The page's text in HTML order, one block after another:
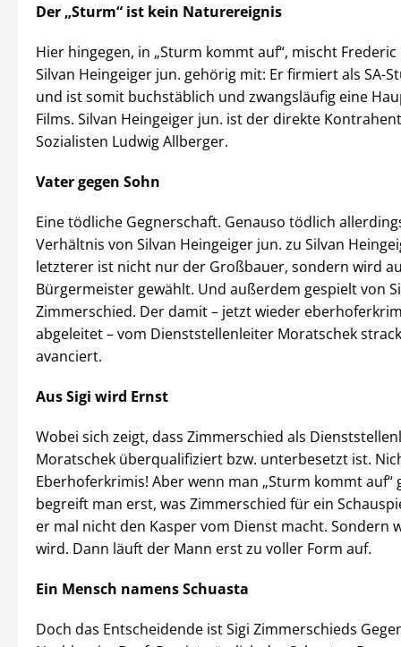
Der „Sturm“ ist kein Naturereignis
Hier hingegen, in „Sturm kommt auf“, mischt
Silvan Heingeiger jun. gehörig mit: Er firmiert als SA-
und ist somit buchstäblich und zwangsläufig eine
Films. Silvan Heingeiger jun. ist der direkte
Sozialisten Ludwig Allberger.
Vater gegen Sohn
Eine tödliche Gegnerschaft. Genauso tödlich
Verhältnis von Silvan Heingeiger jun. zu Silvan
letzterer ist nicht nur der Großbauer, sondern wird
Bürgermeister gewählt. Und außerdem gespielt von
Zimmerschied. Der damit – jetzt wieder
abgeleitet – vom Dienststellenleiter Moratschek
avanciert.
Aus Sigi wird Ernst
Wobei sich zeigt, dass Zimmerschied als
Moratschek überqualifiziert bzw. unterbesetzt ist.
Eberhoferkrimis! Aber wenn man „Sturm kommt auf“
begreift man erst, was Zimmerschied für ein
er mal nicht den Kasper vom Dienst macht. Sondern
wird. Dann läuft der Mann erst zu voller Form auf.
Ein Mensch namens Schuasta
Doch das Entscheidende ist Sigi Zimmerschieds